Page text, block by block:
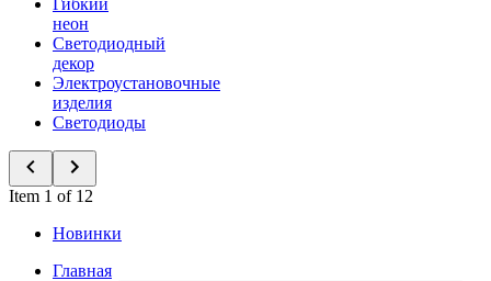
Гибкий
неон
Светодиодный
декор
Электроустановочные
изделия
Светодиоды
Item 1 of 12
Новинки
Главная